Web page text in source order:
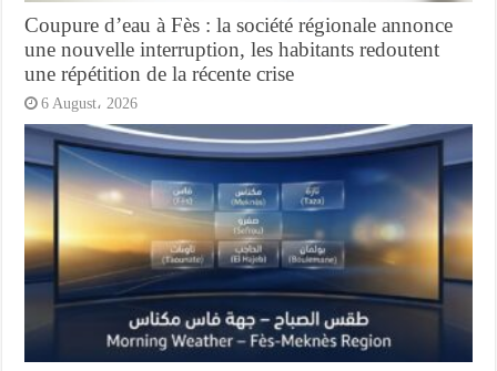
Coupure d’eau à Fès : la société régionale annonce
une nouvelle interruption, les habitants redoutent
une répétition de la récente crise
6 August، 2026